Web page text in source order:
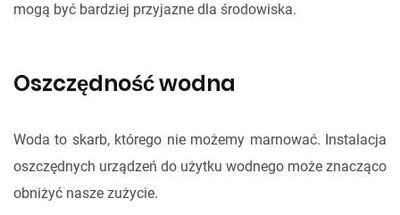
mogą być bardziej przyjazne dla środowiska.
Oszczędność wodna
Woda to skarb, którego nie możemy marnować. Instalacja
oszczędnych urządzeń do użytku wodnego może znacząco
obniżyć nasze zużycie.